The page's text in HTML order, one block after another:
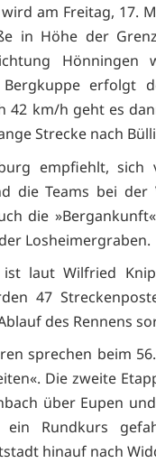
am Freitag, 17.
in Höhe der
erfolgt
42 km/h geht es
Strecke nach
empfiehlt, sich
die Teams bei
die
Losheimergraben.
ist laut Wilfried
47
des Rennens
sprechen beim
Die zweite
über Eupen
Rundkurs
hinauf nach